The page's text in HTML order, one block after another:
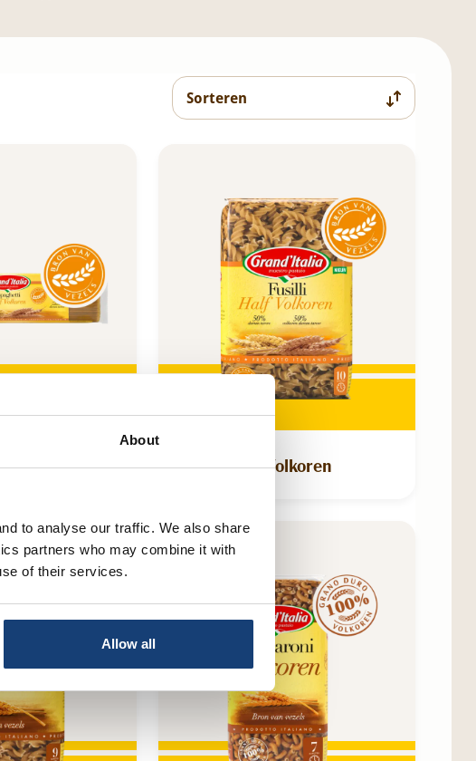
About
to analyse our traffic. We also share
partners who may combine it with
of their services.
Allow all
Volkoren Fusilli Half Volkoren